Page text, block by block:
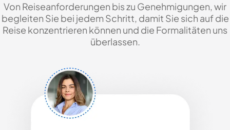
Von Reiseanforderungen bis zu Genehmigungen, wir
begleiten Sie bei jedem Schritt, damit Sie sich auf die
Reise konzentrieren können und die Formalitäten uns
überlassen.